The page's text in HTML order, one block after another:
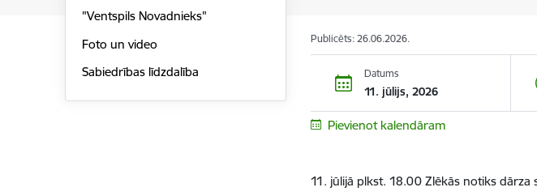
"Ventspils Novadnieks"
Foto un video
Sabiedrības līdzdalība
Publicēts: 26.06.2026.
Datums
11. jūlijs, 2026
Pievienot kalendāram
11. jūlijā plkst. 18.00 Zlēkās notiks dārza